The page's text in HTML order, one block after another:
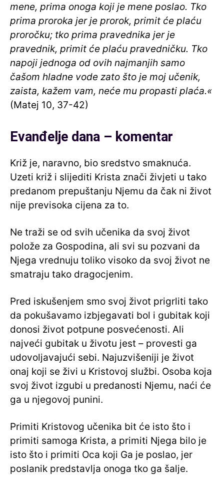
mene, prima onoga koji je mene poslao. Tko
prima proroka jer je prorok, primit će plaću
proročku; tko prima pravednika jer je
pravednik, primit će plaću pravedničku. Tko
napoji jednoga od ovih najmanjih samo
čašom hladne vode zato što je moj učenik,
zaista, kažem vam, neće mu propasti plaća.«
(Matej 10, 37-42)
Evanđelje dana – komentar
Križ je, naravno, bio sredstvo smaknuća.
Uzeti križ i slijediti Krista znači živjeti u tako
predanom prepuštanju Njemu da čak ni život
nije previsoka cijena za to.
Ne traži se od svih učenika da svoj život
polože za Gospodina, ali svi su pozvani da
Njega vrednuju toliko visoko da svoj život ne
smatraju tako dragocjenim.
Pred iskušenjem smo svoj život prigrliti tako
da pokušavamo izbjegavati bol i gubitak koji
donosi život potpune posvećenosti. Ali
najveći gubitak u životu jest – provesti ga
udovoljavajući sebi. Najuzvišeniji je život
onaj koji se živi u Kristovoj službi. Osoba koja
svoj život izgubi u predanosti Njemu, naći će
ga u njegovoj punini.
Primiti Kristovog učenika bit će isto što i
primiti samoga Krista, a primiti Njega bilo je
isto što i primiti Oca koji Ga je poslao, jer
poslanik predstavlja onoga tko ga šalje.